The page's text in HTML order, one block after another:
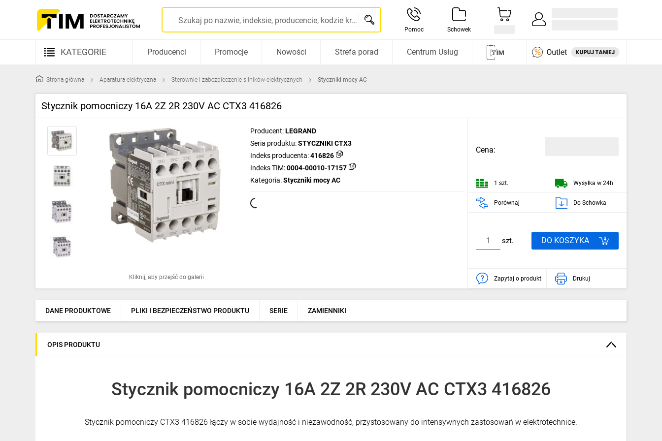
Szukaj po nazwie, indeksie, producencie, kodzie kreskowym...
Pomoc Schowek
KATEGORIE
Kable i przewody
Rozdzielnice i obudowy
Elementy prowadzenia kabli
Fotowoltaika
Gniazda i łączniki
Oprawy oświetleniowe
Pompy ciepła
Ogrzewanie
Elektronarzędzia i mierniki
Producenci Promocje Nowości Strefa porad Centrum Usług
Strona główna Aparatura elektryczna Sterownie i zabezpieczenie silników elektrycznych Styczniki mocy AC
Stycznik pomocniczy 16A 2Z 2R 230V AC CTX3 416826
Kliknij, aby przejść do galerii
Producent:LEGRAND
Seria produktu:STYCZNIKI CTX3
Indeks producenta:416826
Indeks TIM:0004-00010-17157
Kategoria:Styczniki mocy AC
Cena:
1 szt. Wysyłka w 24h
Porównaj Do Schowka
szt. DO KOSZYKA
Zapytaj o produkt Drukuj
DANE PRODUKTOWE PLIKI I BEZPIECZEŃSTWO PRODUKTU SERIE ZAMIENNIKI
OPIS PRODUKTU
Stycznik pomocniczy 16A 2Z 2R 230V AC CTX3 416826
Stycznik pomocniczy CTX3 416826 łączy w sobie wydajność i niezawodność, przystosowany do intensywnych zastosowań w elektrotechnice.